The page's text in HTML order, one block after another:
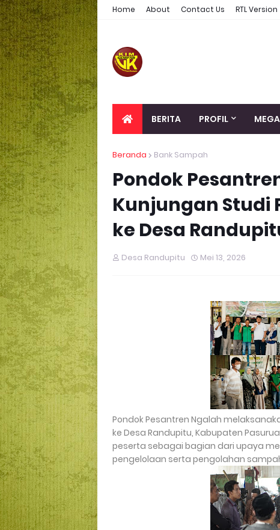
Home About Contact Us RTL Version
BERITA PROFIL
Beranda Bank Sampah
Pondok
Kunjungan Studi
ke Desa
Desa Randupitu Mei 13, 2026
Pondok Pesantren Ngalah
ke Desa Randupitu, Kabupaten
peserta sebagai bagian dari upaya
pengelolaan serta pengolahan